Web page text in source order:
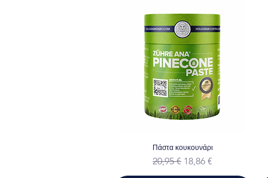
Πάστα κουκουνάρι
Κανονική τιμή
20,95 € Τιμή Έκπτωσης
18,86 €